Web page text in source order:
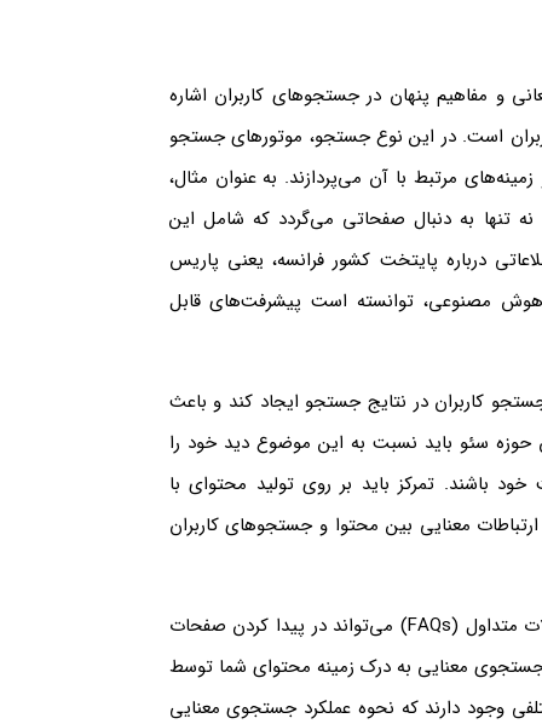
و مفاهیم پنهان در جستجوهای کاربران اشاره
است. در این نوع جستجو، موتورهای جستجو
مرتبط با آن می‌پردازند. به عنوان مثال،
نه تنها به دنبال صفحاتی می‌گردد که شامل این
درباره پایتخت کشور فرانسه، یعنی پاریس
مصنوعی، توانسته است پیشرفت‌های قابل
کاربران در نتایج جستجو ایجاد کند و باعث
حوزه سئو باید نسبت به این موضوع دید خود را
باشند. تمرکز باید بر روی تولید محتوای با
معنایی بین محتوا و جستجوهای کاربران
همچنین، استفاده از داده‌های ساختاری (Structured Data) و سوالات متداول (FAQs) می‌تواند در پیدا کردن صفحات
معنایی به درک زمینه محتوای شما توسط
وجود دارند که نحوه عملکرد جستجوی معنایی